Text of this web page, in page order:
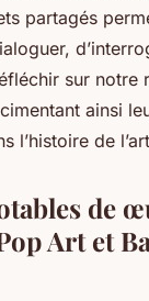
partagés
sur notre
ainsi
l’histoire de
de
Art et